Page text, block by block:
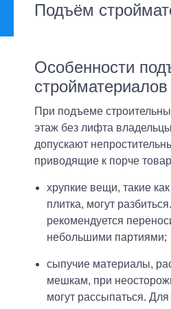
Подъём
Особенности
стройматериалов
При подъеме
этаж без лифта
допускают
приводящие к порче
хрупкие вещи, такие
плитка, могут
рекомендуется
небольшими партиями;
сыпучие материалы,
мешкам, при
могут рассыпаться. Для